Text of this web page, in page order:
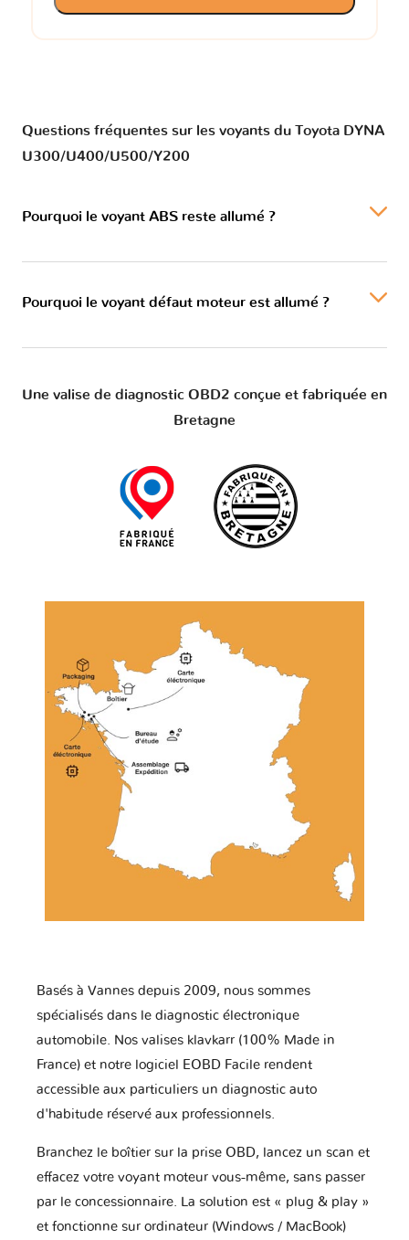
Questions fréquentes sur les voyants du Toyota DYNA
U300/U400/U500/Y200
Pourquoi le voyant ABS reste allumé ?
Pourquoi le voyant défaut moteur est allumé ?
Une valise de diagnostic OBD2 conçue et fabriquée en
Bretagne
Basés à Vannes depuis 2009, nous sommes
spécialisés dans le diagnostic électronique
automobile. Nos valises klavkarr (100% Made in
France) et notre logiciel EOBD Facile rendent
accessible aux particuliers un diagnostic auto
d'habitude réservé aux professionnels.
Branchez le boîtier sur la prise OBD, lancez un scan et
effacez votre voyant moteur vous-même, sans passer
par le concessionnaire. La solution est « plug & play »
et fonctionne sur ordinateur (Windows / MacBook)